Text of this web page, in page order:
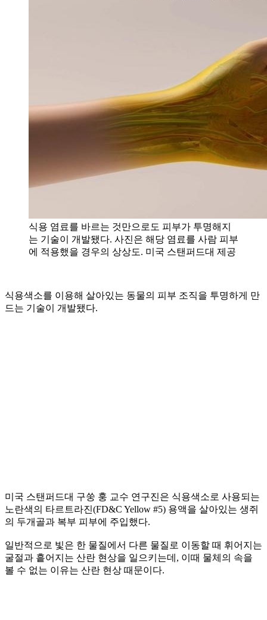
식용 염료를 바르는 것만으로도 피부가 투명해지
는 기술이 개발됐다. 사진은 해당 염료를 사람 피부
에 적용했을 경우의 상상도. 미국 스탠퍼드대 제공
식용색소를 이용해 살아있는 동물의 피부 조직을 투명하게 만
드는 기술이 개발됐다.
미국 스탠퍼드대 구쑹 훙 교수 연구진은 식용색소로 사용되는
노란색의 타르트라진(FD&C Yellow #5) 용액을 살아있는 생쥐
의 두개골과 복부 피부에 주입했다.
일반적으로 빛은 한 물질에서 다른 물질로 이동할 때 휘어지는
굴절과 흩어지는 산란 현상을 일으키는데, 이때 물체의 속을
볼 수 없는 이유는 산란 현상 때문이다.